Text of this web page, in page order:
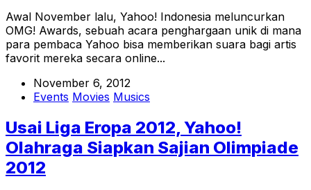
Awal November lalu, Yahoo! Indonesia meluncurkan
OMG! Awards, sebuah acara penghargaan unik di mana
para pembaca Yahoo bisa memberikan suara bagi artis
favorit mereka secara online...
November 6, 2012
Events Movies Musics
Usai Liga Eropa 2012, Yahoo!
Olahraga Siapkan Sajian Olimpiade
2012